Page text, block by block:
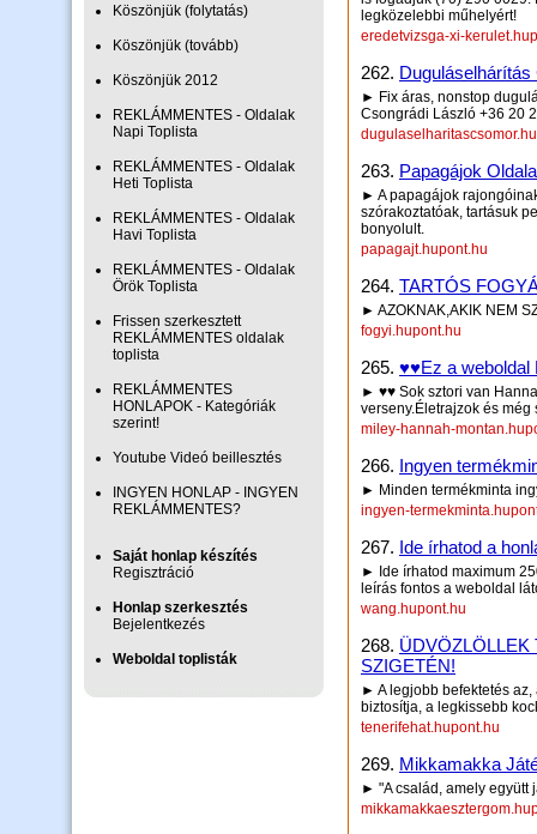
Köszönjük (folytatás)
Köszönjük (tovább)
Köszönjük 2012
REKLÁMMENTES - Oldalak
Napi Toplista
REKLÁMMENTES - Oldalak
Heti Toplista
REKLÁMMENTES - Oldalak
Havi Toplista
REKLÁMMENTES - Oldalak
Örök Toplista
Frissen szerkesztett
REKLÁMMENTES oldalak
toplista
REKLÁMMENTES
HONLAPOK - Kategóriák
szerint!
Youtube Videó beillesztés
INGYEN HONLAP - INGYEN
REKLÁMMENTES?
Saját honlap készítés
Regisztráció
Honlap szerkesztés
Bejelentkezés
Weboldal toplisták
legközelebbi műhelyért!
eredetvizsga-xi-
262.
► Fix áras, nonstop
Csongrádi László +36 20
263. Papagájok Oldala
► A papagájok
szórakoztatóak, tartásuk
bonyolult.
papagajt.hupont.hu
264. TARTÓS
► AZOKNAK,AKIK NEM
fogyi.hupont.hu
265. ♥♥Ez a weboldal
► ♥♥ Sok sztori van
verseny.Életrajzok és
miley-hannah-
266. Ingyen
► Minden termékminta
ingyen-
267. Ide írhatod a
► Ide írhatod maximum
leírás fontos a weboldal
wang.hupont.hu
268. ÜDVÖZLÖLLEK
SZIGETÉN!
► A legjobb befektetés
biztosítja, a legkissebb
tenerifehat.hupont.hu
269. Mikkamakka
► "A család, amely együtt